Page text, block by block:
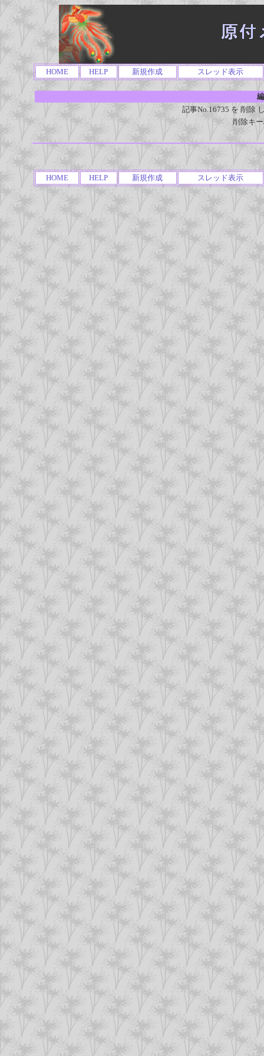
HOME HELP 新規作成 スレッド表示
記事No.16735 を 削除
削除キ
HOME HELP 新規作成 スレッド表示